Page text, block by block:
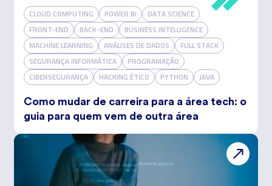
CLOUD COMPUTING POWER BI
DATA SCIENCE
FRONT-END
BACK-END
BUSINESS INTELLIGENCE
MACHINE LEARNING
ANÁLISES DE DADOS
FULL STACK
SEGURANÇA INFORMÁTICA
PROGRAMAÇÃO
CIBERSEGURANÇA
HACKING ÉTICO PYTHON JAVA
Como mudar de carreira para a área tech: o
guia para quem vem de outra área